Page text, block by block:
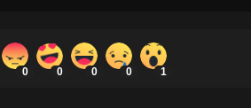
0 0 0 0 1